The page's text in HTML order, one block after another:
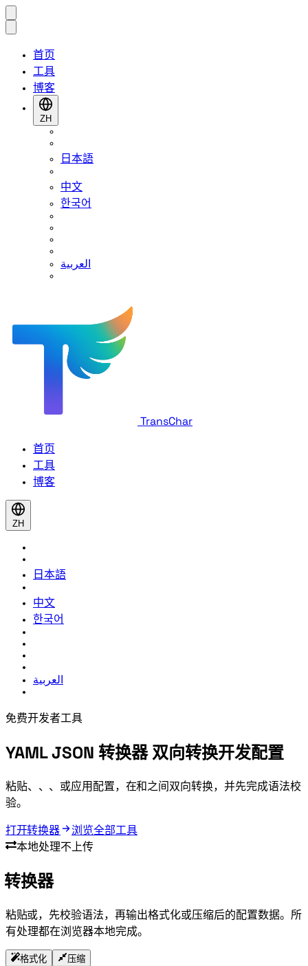
首页
工具
博客
ZH
日本語
中文
한국어
العربية
TransChar
首页
工具
博客
ZH
日本語
中文
한국어
العربية
免费开发者工具
YAML JSON 转换器双向转换开发配置
粘贴 Docker、GitHub Actions、Kubernetes、CI/CD 或应用配置，在 YAML 和 JSON 之间双向转换，并先完成语法校
验。
打开 YAML JSON 转换器
浏览全部工具
本地处理 - 不上传
YAML JSON 转换器
粘贴 YAML 或 JSON，先校验语法，再输出格式化或压缩后的配置数据。所
有处理都在浏览器本地完成。
格式化 压缩